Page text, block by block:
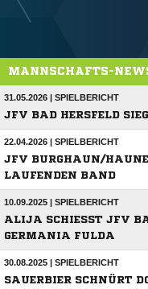
MANNSCHAFTS-
31.05.2026 | SPIELBERICHT
JFV BAD HERSFELD
22.04.2026 | SPIELBERICHT
JFV BURGHAUN/
AUFENDEN BAND
10.09.2025 | SPIELBERICHT
ALIJA SCHIESST JFV
ERMANIA FULDA
30.08.2025 | SPIELBERICHT
SAUERBIER SCHNÜRT